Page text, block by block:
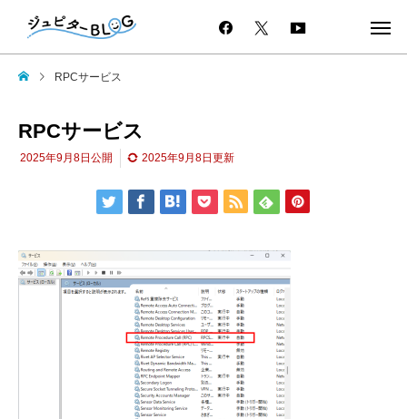
RPCサービス
RPCサービス
2025年9月8日 公開 2025年9月8日 更新